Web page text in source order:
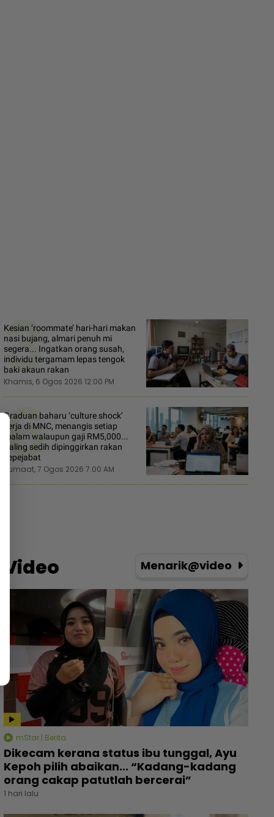
3
Kesian ‘roommate’ hari-hari makan
nasi bujang, almari penuh mi
segera... Ingatkan orang susah,
individu tergamam lepas tengok
baki akaun rakan
Khamis, 6 Ogos 2026 12:00 PM
6
Graduan baharu ‘culture shock’
kerja di MNC, menangis setiap
malam walaupun gaji RM5,000...
Paling sedih dipinggirkan rakan
sepejabat
Jumaat, 7 Ogos 2026 7:00 AM
Video Menarik@video
mStar | Berita
Dikecam kerana status ibu tunggal, Ayu
Kepoh pilih abaikan... “Kadang-kadang
orang cakap patutlah bercerai”
1 hari lalu